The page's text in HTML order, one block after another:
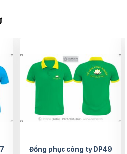
Đồng phục công ty DP49